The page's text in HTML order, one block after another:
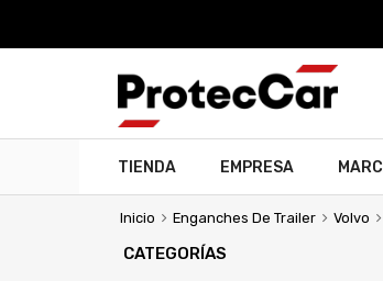
TIENDA EMPRESA
Inicio Enganches De Trailer Volvo
CATEGORÍAS